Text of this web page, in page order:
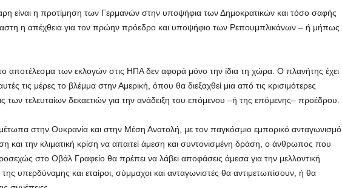
είναι η προτίμηση των Γερμανών στην υποψήφια των Δημοκρατικών και τόσο σαφής
η απέχθεια για τον πρώην πρόεδρο και υποψήφιο των Ρεπουμπλικάνων – ή μήπως
αποτέλεσμα των εκλογών στις ΗΠΑ δεν αφορά μόνο την ίδια τη χώρα. Ο πλανήτης έχει
τις μέρες το βλέμμα στην Αμερική, όπου θα διεξαχθεί μια από τις κρισιμότερες
των τελευταίων δεκαετιών για την ανάδειξη του επόμενου –ή της επόμενης– προέδρου.
στην Ουκρανία και στην Μέση Ανατολή, με τον παγκόσμιο εμπορικό ανταγωνισμό
και την κλιματική κρίση να απαιτεί άμεση και συντονισμένη δράση, ο άνθρωπος που
στο Οβάλ Γραφείο θα πρέπει να λάβει αποφάσεις άμεσα για την μελλοντική
υπερδύναμης και εταίροι, σύμμαχοι και ανταγωνιστές θα αντιμετωπίσουν, ή θα